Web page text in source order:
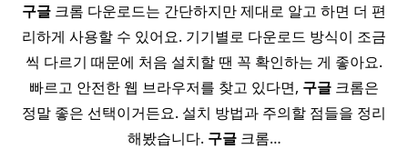
구글 크롬 다운로드는 간단하지만 제대로 알고 하면 더 편
리하게 사용할 수 있어요. 기기별로 다운로드 방식이 조금
씩 다르기 때문에 처음 설치할 땐 꼭 확인하는 게 좋아요.
빠르고 안전한 웹 브라우저를 찾고 있다면, 구글 크롬은
정말 좋은 선택이거든요. 설치 방법과 주의할 점들을 정리
해봤습니다. 구글크롬…